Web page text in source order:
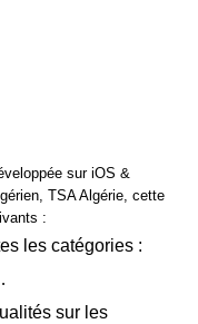
sur iOS &
TSA Algérie, cette
:
les catégories :
sur les